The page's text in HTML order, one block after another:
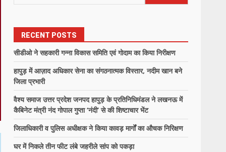
RECENT POSTS
सीडीओ ने सहकारी गन्ना विकास समिति एवं गोदाम का किया निरीक्षण
हापुड़ में आज़ाद अधिकार सेना का संगठनात्मक विस्तार, नदीम खान बने
जिला प्रभारी
वैश्य समाज उत्तर प्रदेश जनपद हापुड़ के प्रतिनिधिमंडल ने लखनऊ में
कैबिनेट मंत्री नंद गोपाल गुप्ता ‘नंदी’ से की शिष्टाचार भेंट
जिलाधिकारी व पुलिस अधीक्षक ने किया कावड़ मार्गों का औचक निरिक्षण
घर में निकले तीन फीट लंबे जहरीले सांप को पकड़ा